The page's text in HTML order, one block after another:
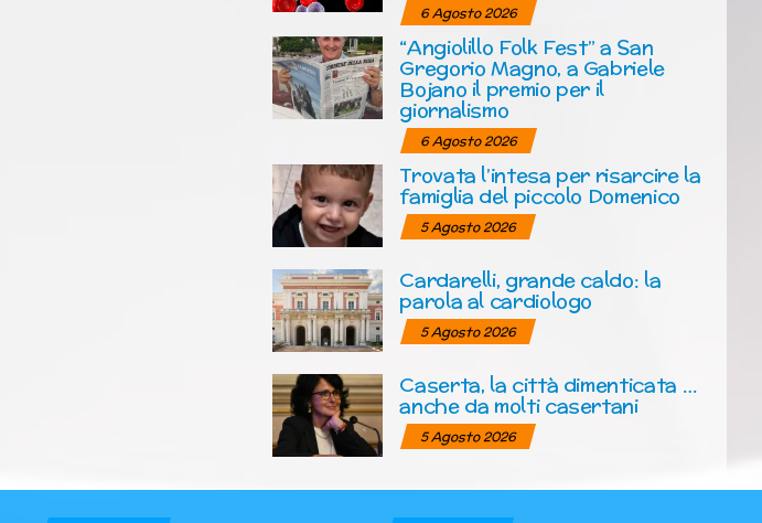
6 Agosto 2026
“Angiolillo Folk Fest” a San
Gregorio Magno, a Gabriele
Bojano il premio per il
giornalismo
6 Agosto 2026
Trovata l’intesa per risarcire la
famiglia del piccolo Domenico
5 Agosto 2026
Cardarelli, grande caldo: la
parola al cardiologo
5 Agosto 2026
Caserta, la città dimenticata …
anche da molti casertani
5 Agosto 2026